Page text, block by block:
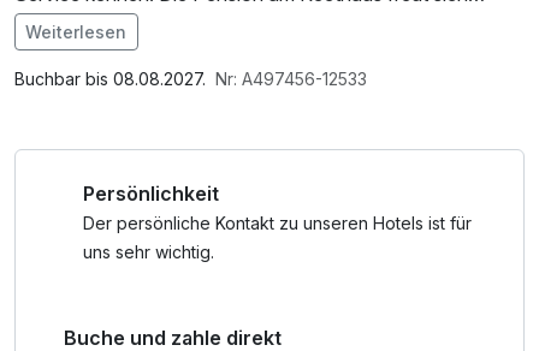
darauf Sie wieder in Einklang zu bringen und wünscht
Ihnen schon jetzt viel Erholung.
Weiterlesen
Buchbar bis 08.08.2027. Nr: A497456-12533
Persönlichkeit
Der persönliche Kontakt zu unseren Hotels ist für
uns sehr wichtig.
Buche und zahle direkt